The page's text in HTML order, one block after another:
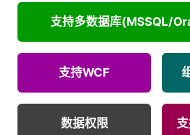
支持多数据库(MSSQL/
支持WCF
数据权限